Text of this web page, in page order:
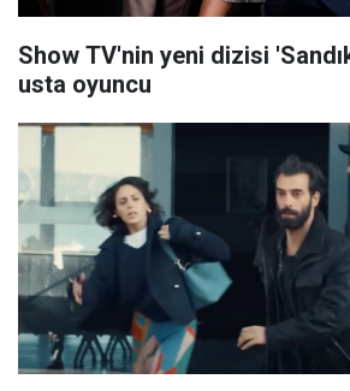
Show TV'nin yeni dizisi
usta oyuncu